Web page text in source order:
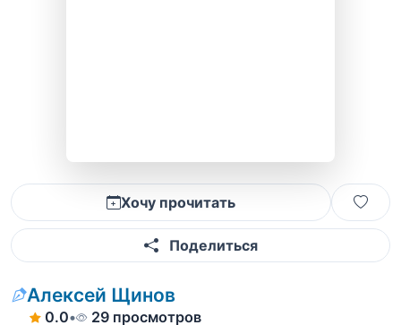
Хочу прочитать
Поделиться
Алексей Щинов
0.0• 29 просмотров